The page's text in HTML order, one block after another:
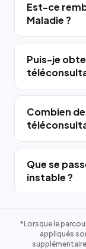
Est-ce
Maladie ?
Puis-je
Combien
Que se
instable ?
*Lorsque le
appliqués